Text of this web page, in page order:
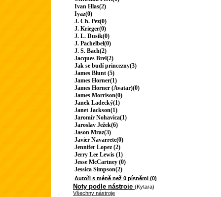
Ivan Hlas(2)
Iyaz(0)
J. Ch. Pez(0)
J. Krieger(0)
J. L. Dusík(0)
J. Pachelbel(0)
J. S. Bach(2)
Jacques Brel(2)
Jak se budí princezny(3)
James Blunt (5)
James Horner(1)
James Horner (Avatar)(0)
James Morrison(0)
Janek Ladecký(1)
Janet Jackson(1)
Jaromír Nohavica(1)
Jaroslav Ježek(6)
Jason Mraz(3)
Javier Navarrete(0)
Jennifer Lopez (2)
Jerry Lee Lewis (1)
Jesse McCartney (0)
Jessica Simpson(2)
Autoři s méně než 0 písněmi (0)
Noty podle nástroje (Kytara)
Všechny nástroje